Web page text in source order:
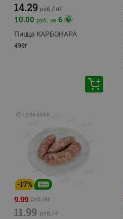
14.29 руб./шт
10.00 руб. за 6
Пицца КАРБОНАРА
490г
🕘 12:00-20:00
-17%
9.99 руб./кг
11.99 руб./кг